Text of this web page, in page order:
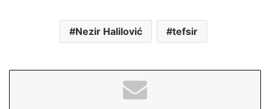
Nezir Halilović tefsir